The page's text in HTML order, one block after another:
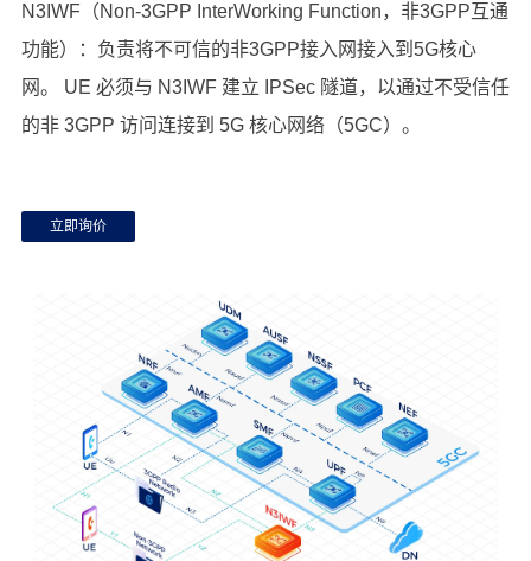
N3IWF（Non-3GPP InterWorking Function，非3GPP互通
功能）：负责将不可信的非3GPP接入网接入到5G核心
网。 UE 必须与 N3IWF 建立 IPSec 隧道，以通过不受信任
的非 3GPP 访问连接到 5G 核心网络（5GC）。
立即询价
IPLOOK荣获工信部5G核心网7大网元入网证
UPF(User Plane Function), 用户数据面功能实体， 是 5GC
核心网中负责 用户数据报文处理的单元，支持 GTP-U/C 与
PFCP 等协议接口与 5GC 其他网元通信。
随着 5G 的商用推进，4K/8K 高清视频、云游戏、远程驾驶、
工业控制等 eMBB/URLLC 应用需求也日趋紧迫，它们对网
络提出了超低时延、超大带宽的要求。而这些性能需求
与 UPF 紧密相关，需要 UPF 提供高效的数据处理和转发。
查看更多